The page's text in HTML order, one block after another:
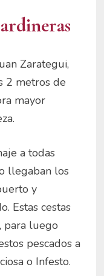
Zarategui,
2 metros de
mayor
a todas
llegaban los
y
Estas cestas
para luego
pescados a
o Infesto.